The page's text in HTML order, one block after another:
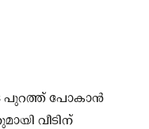
പുറത്ത് പോകാൻ
വീടിന്